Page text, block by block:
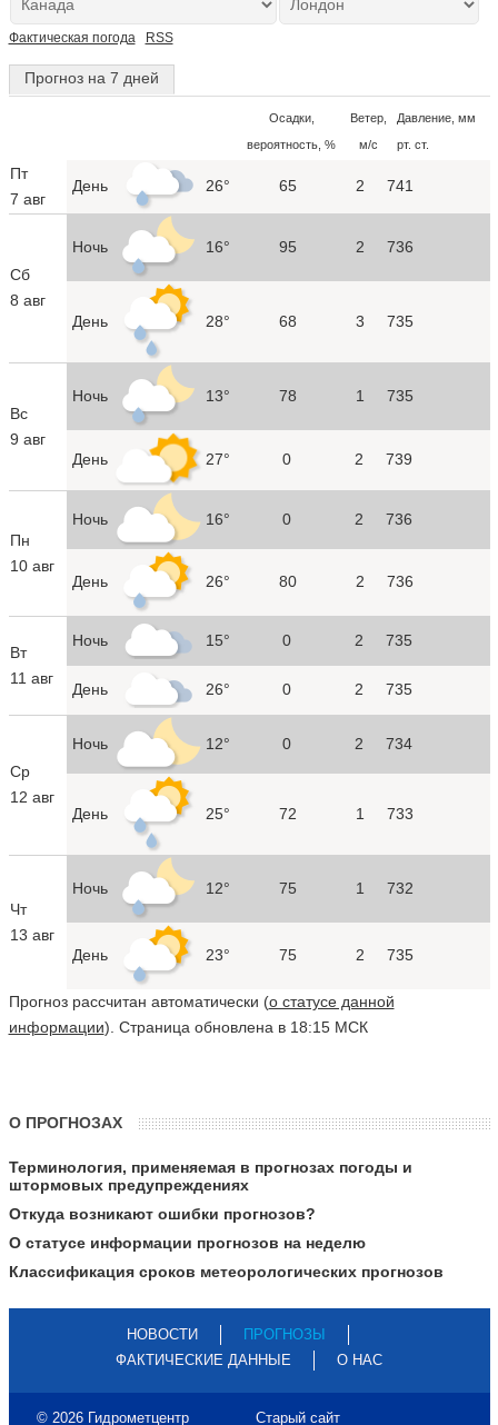
Фактическая погода RSS
Прогноз на 7 дней
Осадки,
вероятность, %
Ветер,
м/с
Давление, мм
рт. ст.
Пт
7 авг
День 26° 65 2 741
Сб
8 авг
Ночь 16° 95 2 736
День 28° 68 3 735
Вс
9 авг
Ночь 13° 78 1 735
День 27° 0 2 739
Пн
10 авг
Ночь 16° 0 2 736
День 26° 80 2 736
Вт
11 авг
Ночь 15° 0 2 735
День 26° 0 2 735
Ср
12 авг
Ночь 12° 0 2 734
День 25° 72 1 733
Чт
13 авг
Ночь 12° 75 1 732
День 23° 75 2 735
Прогноз рассчитан автоматически (о статусе данной
информации). Страница обновлена в 18:15 МСК
О ПРОГНОЗАХ
Терминология, применяемая в прогнозах погоды и
штормовых предупреждениях
Откуда возникают ошибки прогнозов?
О статусе информации прогнозов на неделю
Классификация сроков метеорологических прогнозов
НОВОСТИ
ПРОГНОЗЫ
ФАКТИЧЕСКИЕ ДАННЫЕ
О НАС
© 2026 Гидрометцентр Старый сайт